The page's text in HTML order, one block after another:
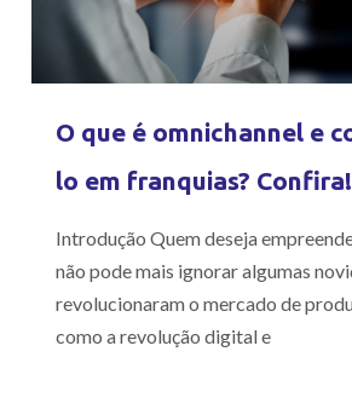
O que é omnichannel e
lo em franquias? Confira!
Introdução Quem deseja
não pode mais ignorar algumas
revolucionaram o mercado de
como a revolução digital e